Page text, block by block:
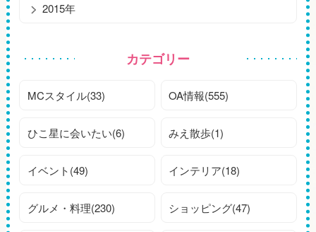
2015年
カテゴリー
MCスタイル(33) OA情報(555)
ひこ星に会いたい(6) みえ散歩(1)
イベント(49) インテリア(18)
グルメ・料理(230) ショッピング(47)